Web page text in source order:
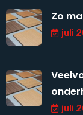
Zo
juli
juli